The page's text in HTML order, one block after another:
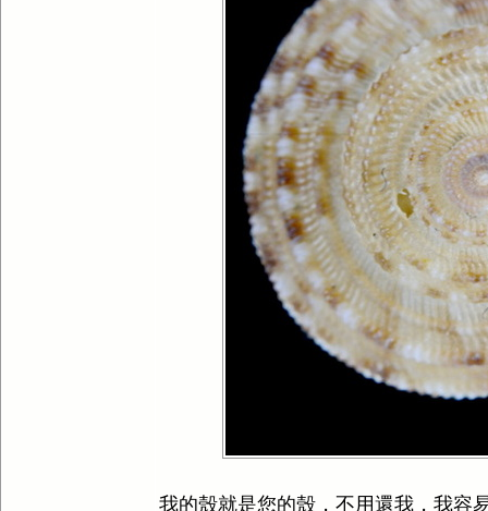
我的殼就是您的殼，不用還我，我容